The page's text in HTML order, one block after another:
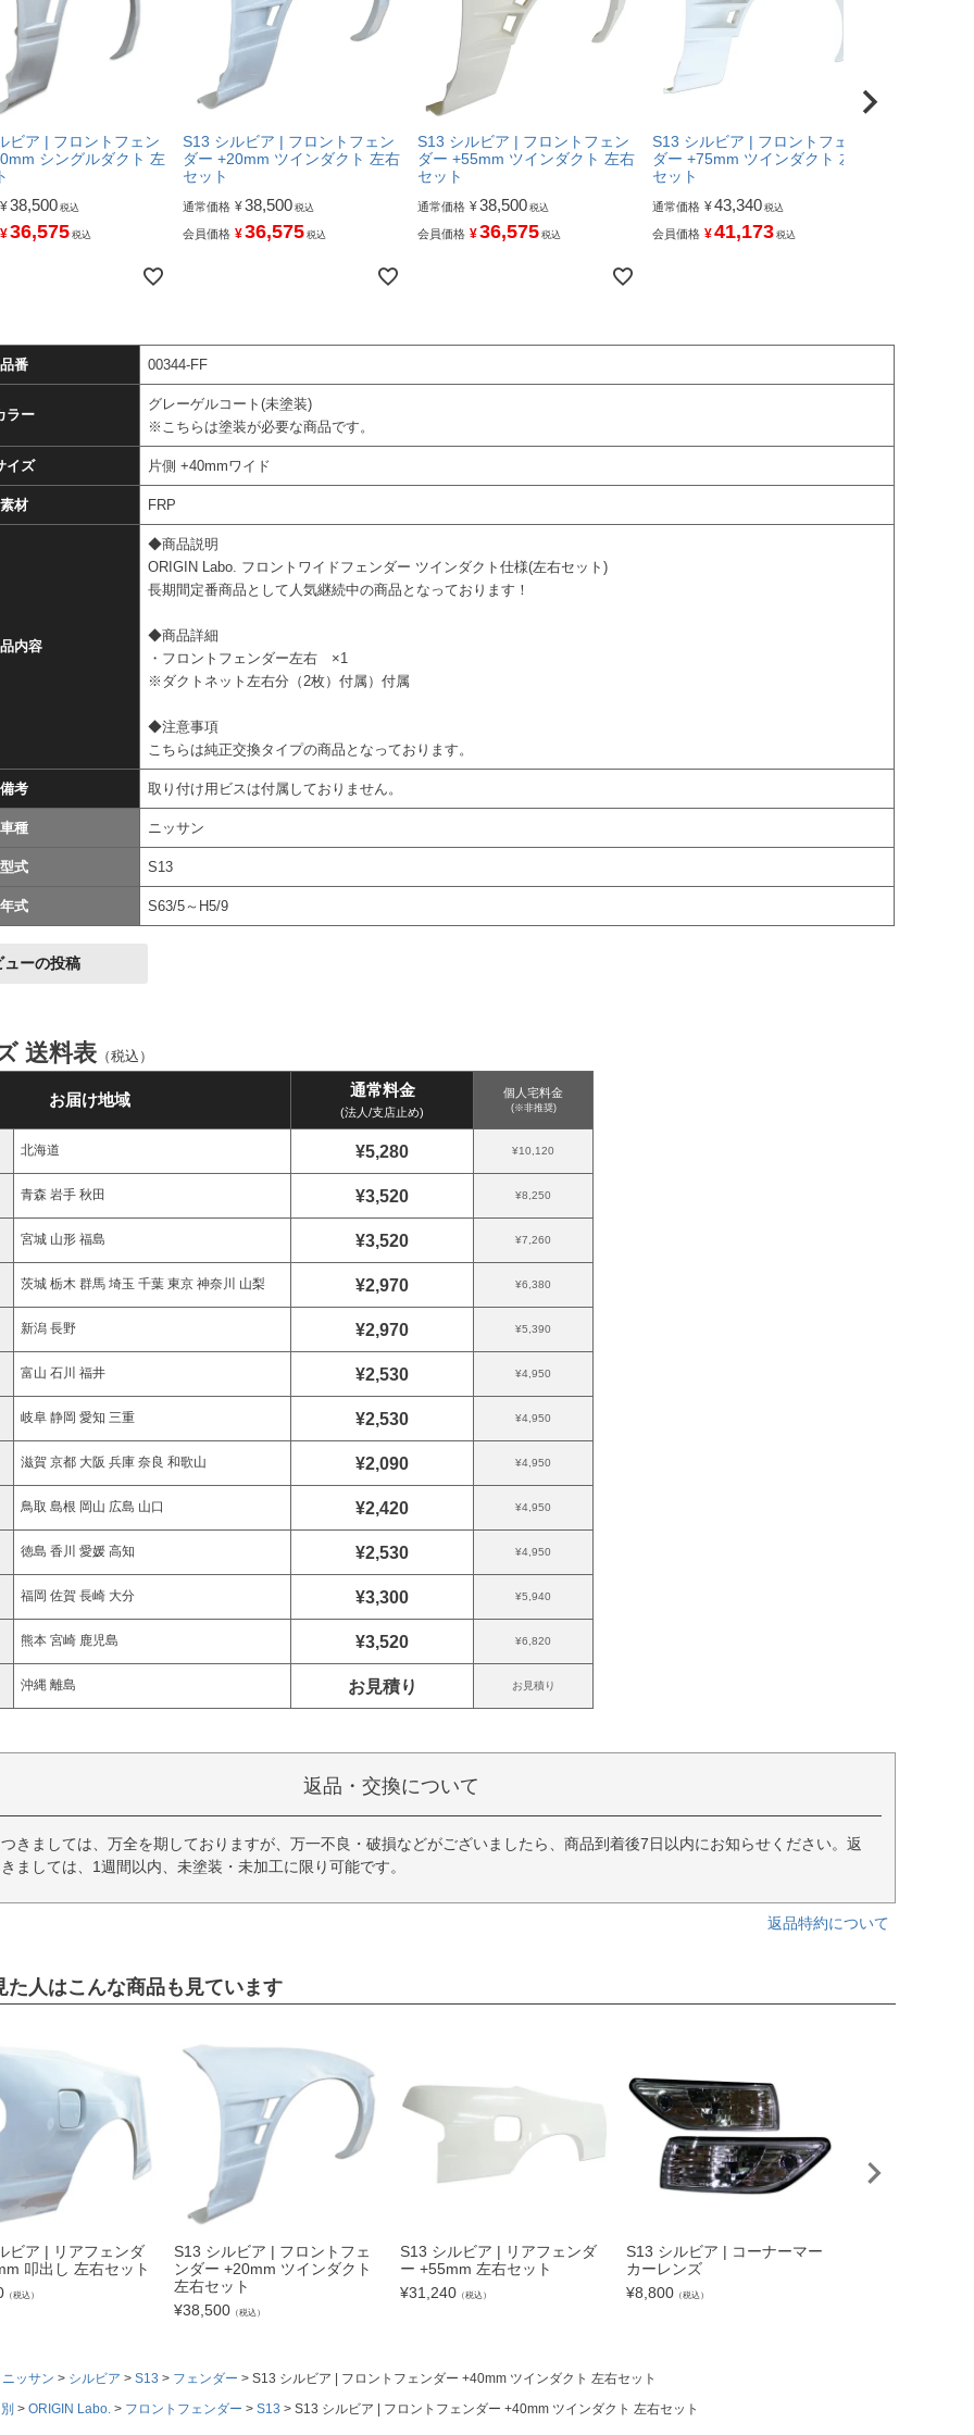
ビア | フロントフェン
シングルダクト 左
¥38,500 税込
¥36,575 税込
S13 シルビア | フロントフェン
ダー +20mm ツインダクト 左右
セット
通常価格 ¥38,500 税込
会員価格 ¥36,575 税込
S13 シルビア | フロントフェン
ダー +55mm ツインダクト 左右
セット
通常価格 ¥38,500 税込
会員価格 ¥36,575 税込
S13 シルビア | フロントフェン
ダー +75mm ツインダクト 左右
セット
通常価格 ¥43,340 税込
会員価格 ¥41,173 税込
品番 00344-FF
ラー
グレーゲルコート(未塗装)
※こちらは塗装が必要な商品です。
イズ 片側 +40mmワイド
素材 FRP
内容
◆商品説明
ORIGIN Labo. フロントワイドフェンダー ツインダクト仕様(左右セット)
長期間定番商品として人気継続中の商品となっております！
◆商品詳細
・フロントフェンダー左右 ×1
※ダクトネット左右分（2枚）付属）付属
◆注意事項
こちらは純正交換タイプの商品となっております。
備考 取り付け用ビスは付属しておりません。
車種 ニッサン
型式 S13
年式 S63/5～H5/9
ューの投稿
送料表 （税込）
お届け地域
通常料金
(法人/支店止め)
個人宅料金
(※非推奨)
北海道 ¥5,280 ¥10,120
青森 岩手 秋田 ¥3,520 ¥8,250
宮城 山形 福島 ¥3,520 ¥7,260
茨城 栃木 群馬 埼玉 千葉 東京 神奈川 山梨 ¥2,970 ¥6,380
新潟 長野 ¥2,970 ¥5,390
富山 石川 福井 ¥2,530 ¥4,950
岐阜 静岡 愛知 三重 ¥2,530 ¥4,950
滋賀 京都 大阪 兵庫 奈良 和歌山 ¥2,090 ¥4,950
鳥取 島根 岡山 広島 山口 ¥2,420 ¥4,950
徳島 香川 愛媛 高知 ¥2,530 ¥4,950
福岡 佐賀 長崎 大分 ¥3,300 ¥5,940
熊本 宮崎 鹿児島 ¥3,520 ¥6,820
沖縄 離島 お見積り お見積り
返品・交換について
きましては、万全を期しておりますが、万一不良・破損などがございましたら、商品到着後7日以内にお知らせください。返
ましては、1週間以内、未塗装・未加工に限り可能です。
返品特約について
た人はこんな商品も見ています
ビア | リアフェンダ
叩出し 左右セット
（税込）
S13 シルビア | フロントフェ
ンダー +20mm ツインダクト
左右セット
¥38,500 （税込）
S13 シルビア | リアフェンダ
ー +55mm 左右セット
¥31,240 （税込）
S13 シルビア | コーナーマー
カーレンズ
¥8,800 （税込）
ニッサン シルビア S13 フェンダー
S13 シルビア | フロントフェンダー +40mm ツインダクト 左右セット
ORIGIN Labo. フロントフェンダー S13 S13 シルビア | フロントフェンダー +40mm ツインダクト 左右セット